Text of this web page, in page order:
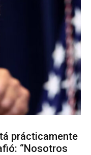
prácticamente
“Nosotros